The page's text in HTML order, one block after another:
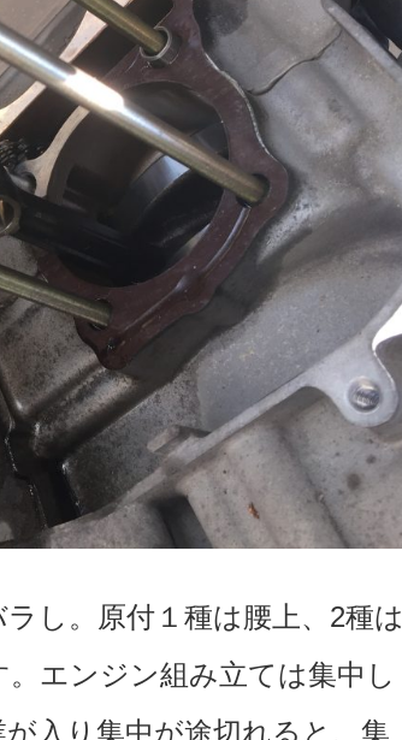
し。原付１種は腰上、2種は
エンジン組み立ては集中し
入り集中が途切れると、集